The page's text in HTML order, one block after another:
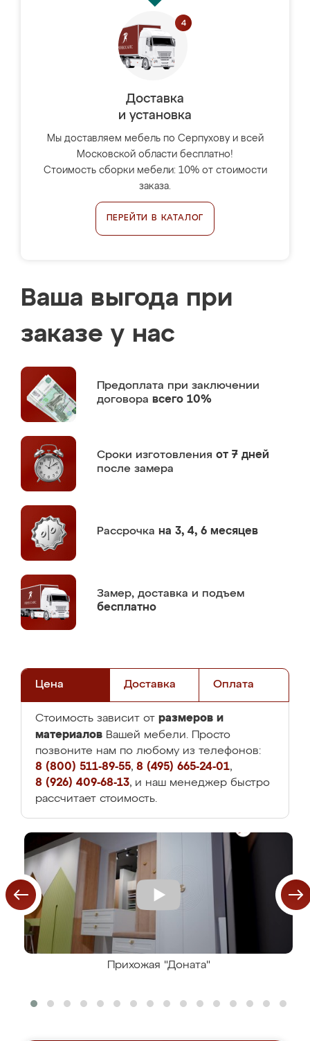
Доставка
и установка
Мы доставляем мебель по Серпухову и всей
Московской области бесплатно!
Стоимость сборки мебели: 10% от стоимости
заказа.
ПЕРЕЙТИ В КАТАЛОГ
Ваша выгода при
заказе у нас
Предоплата при заключении
договора всего 10%
Сроки изготовления от 7 дней
после замера
Рассрочка на 3, 4, 6 месяцев
Замер, доставка и подъем
бесплатно
Цена Доставка Оплата
Стоимость зависит от размеров и
материалов Вашей мебели. Просто
позвоните нам по любому из телефонов:
8 (800) 511-89-55, 8 (495) 665-24-01,
8 (926) 409-68-13, и наш менеджер быстро
рассчитает стоимость.
Прихожая "Доната"